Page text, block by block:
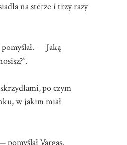
na sterze i trzy razy
— Jaką
po czym
w jakim miał
Vargas.